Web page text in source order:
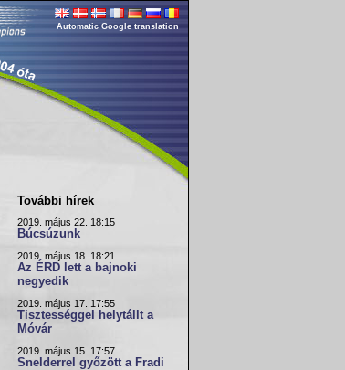
Automatic Google translation
További hírek
2019. május 22. 18:15
Búcsúzunk
2019. május 18. 18:21
Az ÉRD lett a bajnoki
negyedik
2019. május 17. 17:55
Tisztességgel helytállt a
Móvár
2019. május 15. 17:57
Snelderrel győzött a Fradi